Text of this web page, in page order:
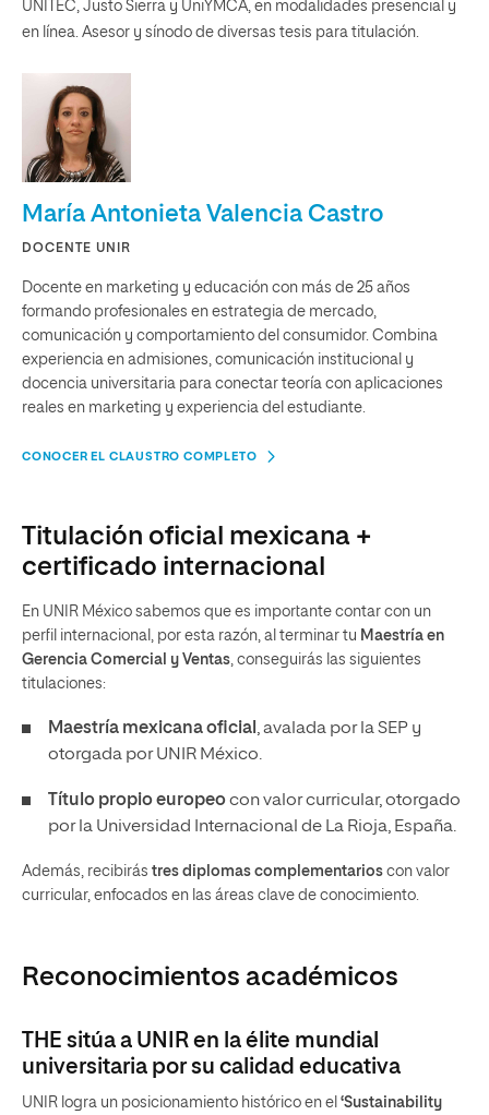
UNITEC, Justo Sierra y UniYMCA, en modalidades presencial y
en línea. Asesor y sínodo de diversas tesis para titulación.
María Antonieta Valencia Castro
DOCENTE UNIR
Docente en marketing y educación con más de 25 años
formando profesionales en estrategia de mercado,
comunicación y comportamiento del consumidor. Combina
experiencia en admisiones, comunicación institucional y
docencia universitaria para conectar teoría con aplicaciones
reales en marketing y experiencia del estudiante.
CONOCER EL CLAUSTRO COMPLETO
Titulación oficial mexicana +
certificado internacional
En UNIR México sabemos que es importante contar con un
perfil internacional, por esta razón, al terminar tu Maestría en
Gerencia Comercial y Ventas, conseguirás las siguientes
titulaciones:
Maestría mexicana oficial , avalada por la SEP y
otorgada por UNIR México.
Título propio europeocon valor curricular, otorgado
por la Universidad Internacional de La Rioja, España.
Además, recibirás tres diplomas complementarios con valor
curricular, enfocados en las áreas clave de conocimiento.
Reconocimientos académicos
THE sitúa a UNIR en la élite mundial
universitaria por su calidad educativa
UNIR logra un posicionamiento histórico en el ‘Sustainability